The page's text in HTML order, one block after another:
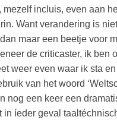
incluis, even aan
Want verandering is
maar een beetje voor
de criticaster, ik ben
weer even waar ik sta
van het woord
nog een keer een
íeder geval